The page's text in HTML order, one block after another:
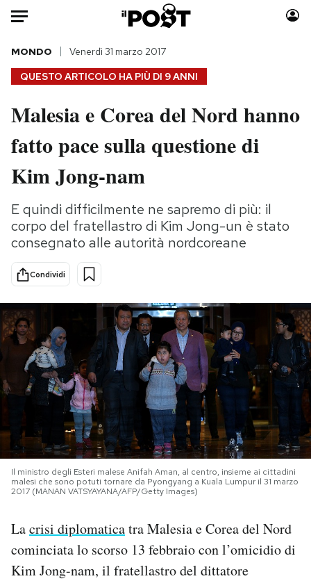
Auto
HOME
Italia
Politica
Tecnologia
Scienza
Cultura
Sport
Moda
Consumismi
Media
Europa
PODCAST
NEWSLETTER
I MIEI PREFERITI
SHOP
CALENDARIO
AREA PERSONALE
QUESTO ARTICOLO HA PIÙ DI 9 ANNI
MONDO Venerdì 31 marzo 2017
Malesia e Corea del Nord hanno
fatto pace sulla questione di
Kim Jong-nam
E quindi difficilmente ne sapremo di più: il
corpo del fratellastro di Kim Jong-un è stato
consegnato alle autorità nordcoreane
Condividi
Il ministro degli Esteri malese Anifah Aman, al centro, insieme ai cittadini
malesi che sono potuti tornare da Pyongyang a Kuala Lumpur il 31 marzo
2017 (MANAN VATSYAYANA/AFP/Getty Images)
Lacrisi diplomaticatra Malesia e Corea del Nord
cominciata lo scorso 13 febbraio con l’omicidio di
Kim Jong-nam, il fratellastro del dittatore